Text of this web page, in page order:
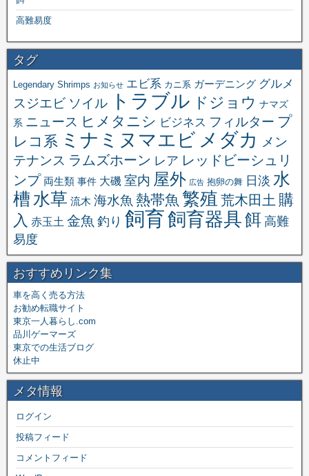
高難易度
タグ
Legendary Shrimps お知らせ エビ系 カニ系 ガーデニング グルメ
スジエビ ソイル トラブル ドジョウ ナマズ
系 ニュース ヒメタニシ ビジネス フィルター プ
レコ系 ミナミヌマエビ メダカ
メン
テナンス ラムズホーン レア レッドビーシュリ
ンプ 両生類 事件 大磯 室内 屋外 広告 抱卵の舞 日淡 水
槽 水草 流木 海水魚 熱帯魚 繁殖 荒木田土 購
入 赤玉土 金魚 釣り 飼育飼育器具餌 高難
易度
おすすめリンク集
車を高く売る方法
お勧め転職サイト
東京一人暮らし.com
品川ゲーマーズ
東京での生活ブログ
休止中
メタ情報
ログイン
投稿フィード
コメントフィード